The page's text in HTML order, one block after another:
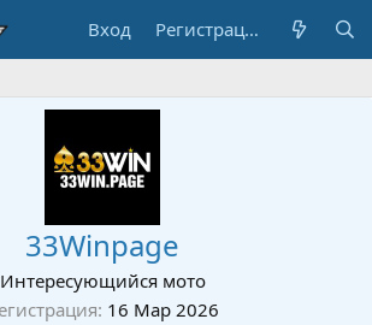
Вход Регистрация
33Winpage
Интересующийся мото
16 Мар 2026